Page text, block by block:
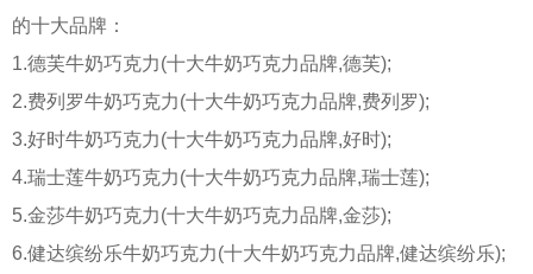
的十大品牌：
1.德芙牛奶巧克力(十大牛奶巧克力品牌,德芙);
2.费列罗牛奶巧克力(十大牛奶巧克力品牌,费列罗);
3.好时牛奶巧克力(十大牛奶巧克力品牌,好时);
4.瑞士莲牛奶巧克力(十大牛奶巧克力品牌,瑞士莲);
5.金莎牛奶巧克力(十大牛奶巧克力品牌,金莎);
6.健达缤纷乐牛奶巧克力(十大牛奶巧克力品牌,健达缤纷乐);